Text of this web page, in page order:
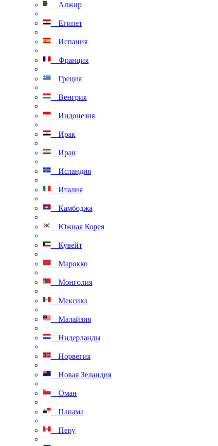
Алжир
Египет
Испания
Франция
Греция
Венгрия
Индонезия
Ирак
Иран
Исландия
Италия
Камбоджа
Южная Корея
Кувейт
Марокко
Монголия
Мексика
Малайзия
Нидерланды
Норвегия
Новая Зеландия
Оман
Панама
Перу